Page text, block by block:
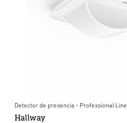
Detector de presencia - Professional Line
Hallway